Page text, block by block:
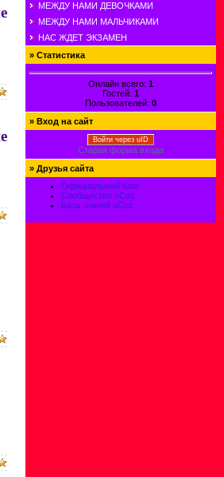
МЕЖДУ НАМИ ДЕВОЧКАМИ
МЕЖДУ НАМИ МАЛЬЧИКАМИ
НАС ЖДЕТ ЭКЗАМЕН
» Статистика
Онлайн всего: 1
Гостей: 1
Пользователей: 0
» Вход на сайт
Войти через uID
Старая форма входа
» Друзья сайта
Официальный блог
Сообщество uCoz
База знаний uCoz